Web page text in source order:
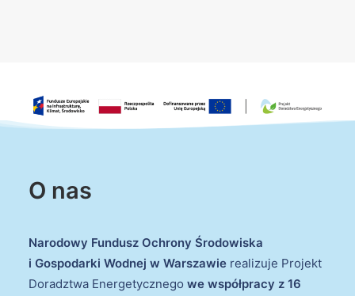
O nas
Narodowy Fundusz Ochrony Środowiska
i Gospodarki Wodnej w Warszawie realizuje Projekt
Doradztwa Energetycznego we współpracy z 16